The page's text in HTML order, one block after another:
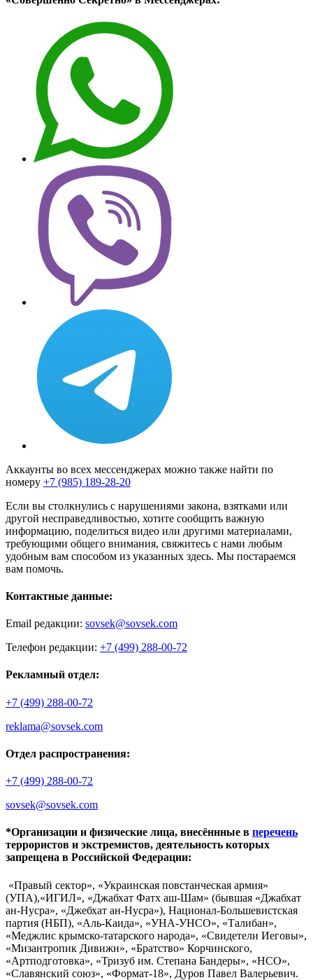
Аккаунты во всех мессенджерах можно также найти по
номеру +7 (985) 189-28-20
Если вы столкнулись с нарушениями закона, взятками или
другой несправедливостью, хотите сообщить важную
информацию, поделиться видео или другими материалами,
требующими общего внимания, свяжитесь с нами любым
удобным вам способом из указанных здесь. Мы постараемся
вам помочь.
Контактные данные:
Email редакции: sovsek@sovsek.com
Телефон редакции: +7 (499) 288-00-72
Рекламный отдел:
+7 (499) 288-00-72
reklama@sovsek.com
Отдел распространения:
+7 (499) 288-00-72
sovsek@sovsek.com
*Организации и физические лица, внесённные в перечень
террористов и экстремистов, деятельность которых
запрещена в Российской Федерации:
«Правый сектор», «Украинская повстанческая армия»
(УПА),«ИГИЛ», «Джабхат Фатх аш-Шам» (бывшая «Джабхат
ан-Нусра», «Джебхат ан-Нусра»), Национал-Большевистская
партия (НБП), «Аль-Каида», «УНА-УНСО», «Талибан»,
«Меджлис крымско-татарского народа», «Свидетели Иеговы»,
«Мизантропик Дивижн», «Братство» Корчинского,
«Артподготовка», «Тризуб им. Степана Бандеры», «НСО»,
«Славянский союз», «Формат-18», Дуров Павел Валерьевич.